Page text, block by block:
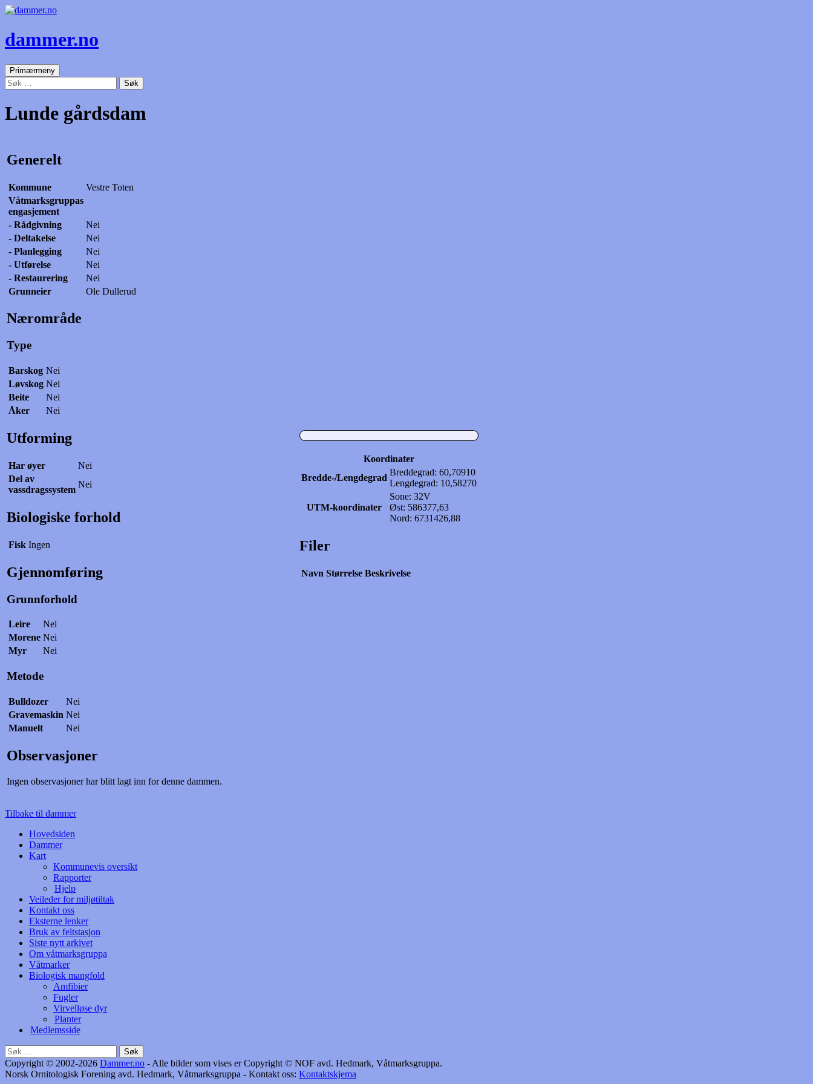
dammer.no
SøkPrimærmeny Gå
til
innhold
Søk
etter:
Lunde gårdsdam
Generelt
Kommune
Vestre Toten
Våtmarksgruppas
engasjement
- Rådgivning
Nei
- Deltakelse
Nei
- Planlegging
Nei
- Utførelse
Nei
- Restaurering
Nei
Grunneier
Ole Dullerud
Nærområde
Type
Barskog Nei
Løvskog Nei
Beite
Nei
Åker
Nei
Utforming
Har øyer
Nei
Del av
vassdragssystem
Nei
Biologiske forhold
Fisk Ingen
Gjennomføring
Grunnforhold
Leire
Nei
Morene Nei
Myr
Nei
Metode
Bulldozer
Nei
Gravemaskin Nei
Manuelt
Nei
Observasjoner
Ingen observasjoner har blitt lagt inn for denne dammen.
Koordinater
Bredde-/Lengdegrad
Breddegrad: 60,70910
Lengdegrad: 10,58270
UTM-koordinater
Sone: 32V
Øst: 586377,63
Nord: 6731426,88
Filer
Navn Størrelse Beskrivelse
Tilbake til dammer
Hovedsiden
Dammer
Kart
Kommunevis oversikt
Rapporter
Hjelp
Veileder for miljøtiltak
Kontakt oss
Eksterne lenker
Bruk av feltstasjon
Siste nytt arkivet
Om våtmarksgruppa
Våtmarker
Biologisk mangfold
Amfibier
Fugler
Virvelløse dyr
Planter
Medlemsside
Søk
etter:
Copyright © 2002-2026 Dammer.no - Alle bilder som vises er Copyright © NOF avd. Hedmark, Våtmarksgruppa.
Norsk Ornitologisk Forening avd. Hedmark, Våtmarksgruppa - Kontakt oss: Kontaktskjema